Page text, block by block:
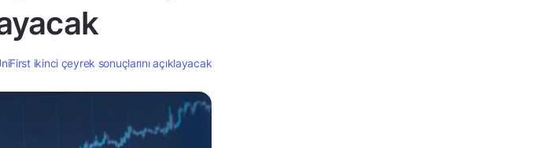
ikinci çeyrek sonuçlarını açıklayacak